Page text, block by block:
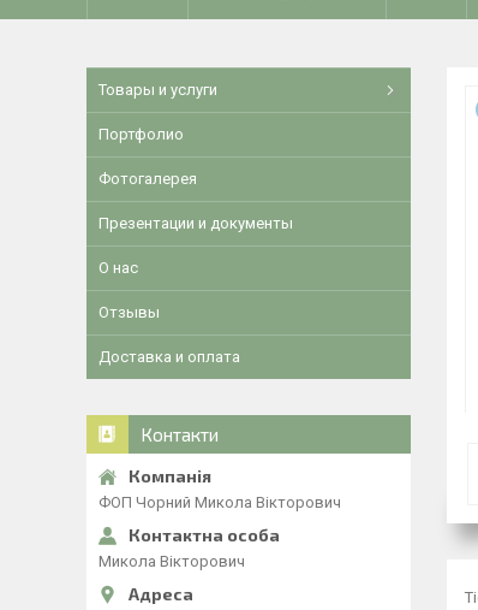
Товары и услуги
Портфолио
Фотогалерея
Презентации и документы
О нас
Отзывы
Доставка и оплата
Контакти
ФОП Чорний Микола Вікторович
Микола Вікторович